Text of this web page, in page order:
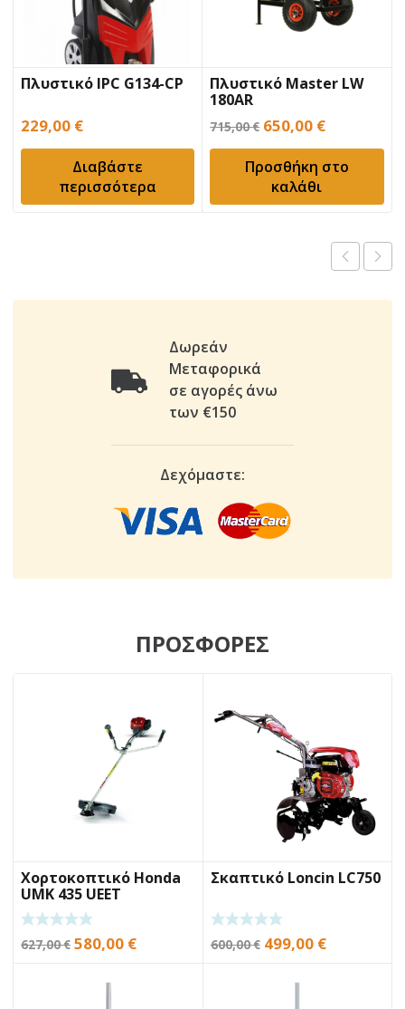
Πλυστικό IPC G134-CP
229,00 €
Διαβάστε
περισσότερα
Πλυστικό Master LW
180AR
715,00€ Original
price
was:
715,00 €.
650,00 €Η
τρέχουσα
τιμή
650,00 €.
Προσθήκη στο
καλάθι
Δωρεάν
Μεταφορικά
σε αγορές άνω
των €150
Δεχόμαστε:
ΠΡΟΣΦΟΡΕΣ
Χορτοκοπτικό Honda
UMK 435 UEET
627,00€ Original
was:
580,00 €Η
Σκαπτικό Loncin LC750
600,00€ Original
was:
499,00 €Η